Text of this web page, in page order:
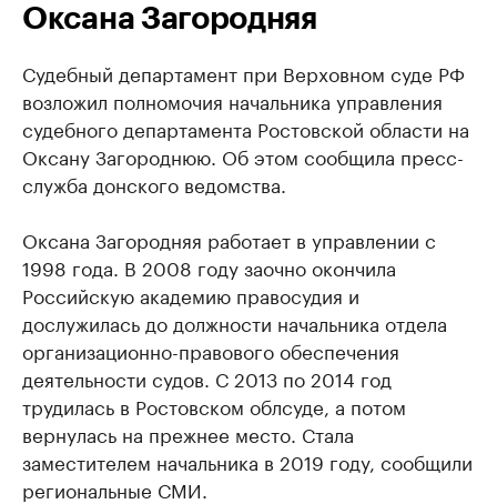
Оксана Загородняя
Судебный департамент при Верховном суде РФ
возложил полномочия начальника управления
судебного департамента Ростовской области на
Оксану Загороднюю. Об этом сообщила пресс-
служба донского ведомства.
Оксана Загородняя работает в управлении с
1998 года. В 2008 году заочно окончила
Российскую академию правосудия и
дослужилась до должности начальника отдела
организационно-правового обеспечения
деятельности судов. С 2013 по 2014 год
трудилась в Ростовском облсуде, а потом
вернулась на прежнее место. Стала
заместителем начальника в 2019 году, сообщили
региональные СМИ.